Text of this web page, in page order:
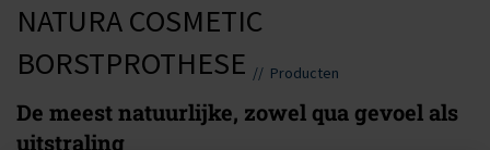
NATURA COSMETIC
BORSTPROTHESE // Producten
De meest natuurlijke, zowel qua gevoel als
uitstraling